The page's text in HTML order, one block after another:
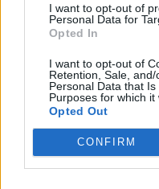
I want to opt-out of
Personal Data for
Opted In
I want to opt-out of
Retention, Sale,
Personal Data that
Purposes for which it
Opted Out
CONFIRM